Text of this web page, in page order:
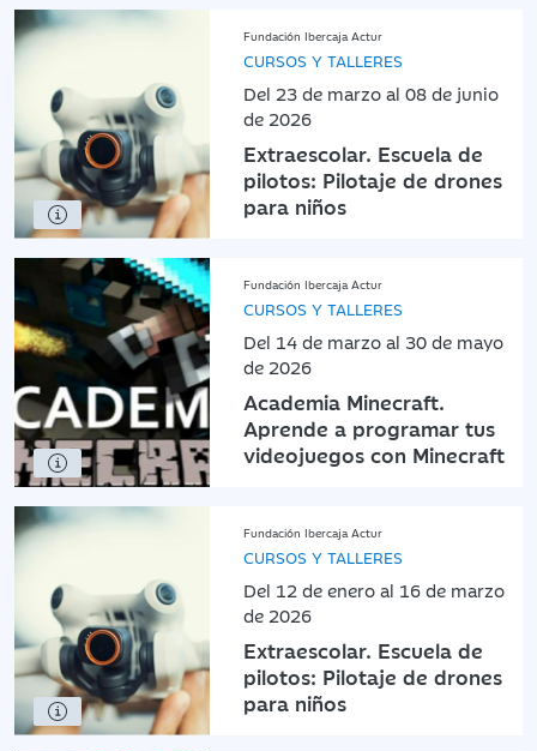
Fundación Ibercaja Actur
CURSOS Y TALLERES
Del 23 de marzo al 08 de junio
de 2026
Extraescolar. Escuela de
pilotos: Pilotaje de drones
para niños
Fundación Ibercaja Actur
CURSOS Y TALLERES
Del 14 de marzo al 30 de mayo
de 2026
Academia Minecraft.
Aprende a programar tus
videojuegos con Minecraft
Fundación Ibercaja Actur
CURSOS Y TALLERES
Del 12 de enero al 16 de marzo
de 2026
Extraescolar. Escuela de
pilotos: Pilotaje de drones
para niños